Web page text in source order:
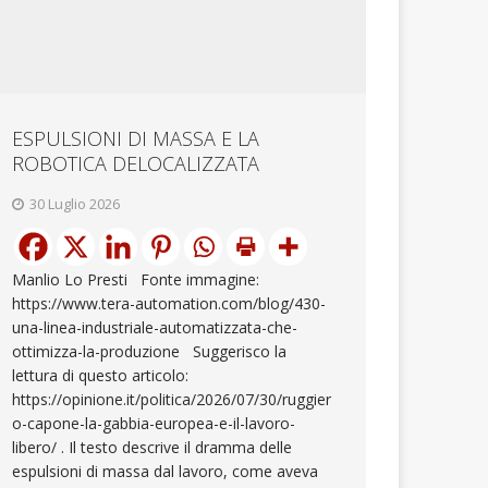
ESPULSIONI DI MASSA E LA
ROBOTICA DELOCALIZZATA
30 Luglio 2026
Manlio Lo Presti Fonte immagine:
https://www.tera-automation.com/blog/430-
una-linea-industriale-automatizzata-che-
ottimizza-la-produzione Suggerisco la
lettura di questo articolo:
https://opinione.it/politica/2026/07/30/ruggier
o-capone-la-gabbia-europea-e-il-lavoro-
libero/ . Il testo descrive il dramma delle
espulsioni di massa dal lavoro, come aveva